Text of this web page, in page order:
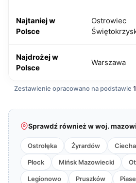
Najtaniej w
Polsce
Ostrowiec
Najdrożej w
Polsce
Warszawa
Zestawienie opracowano na podstawie
Sprawdź również w woj.
Ostrołęka Żyrardów
Płock Mińsk Mazowiecki
Legionowo Pruszków